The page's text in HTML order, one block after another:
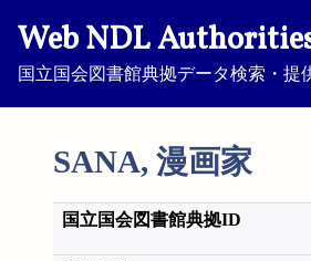
Web NDL
国立国会図書館典拠データ検索・提
SANA, 漫画家
国立国会図書館典拠ID